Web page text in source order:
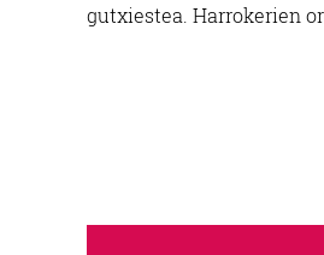
gutxiestea. Harrokerien